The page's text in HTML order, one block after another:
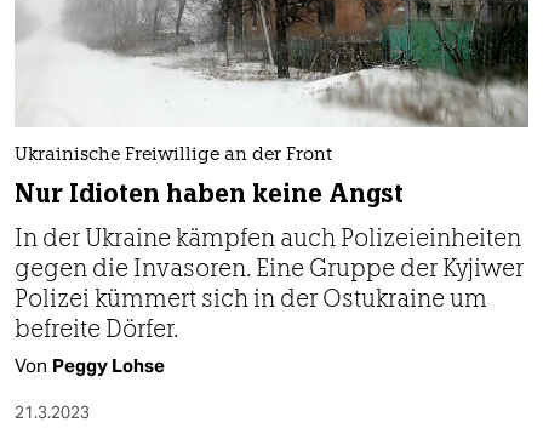
Ukrainische Freiwillige an der Front
Nur Idioten haben keine Angst
In der Ukraine kämpfen auch Polizeieinheiten
gegen die Invasoren. Eine Gruppe der Kyjiwer
Polizei kümmert sich in der Ostukraine um
befreite Dörfer.
Von Peggy Lohse
21.3.2023